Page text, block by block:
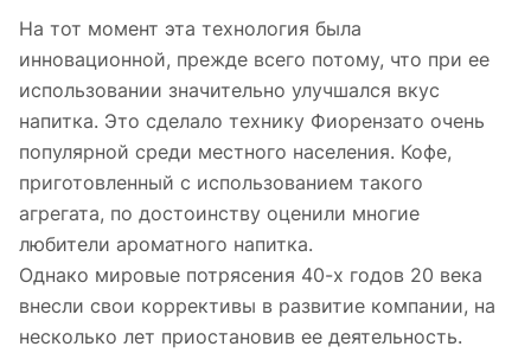
На тот момент эта технология была
инновационной, прежде всего потому, что при ее
использовании значительно улучшался вкус
напитка. Это сделало технику Фиорензато очень
популярной среди местного населения. Кофе,
приготовленный с использованием такого
агрегата, по достоинству оценили многие
любители ароматного напитка.
Однако мировые потрясения 40-х годов 20 века
внесли свои коррективы в развитие компании, на
несколько лет приостановив ее деятельность.